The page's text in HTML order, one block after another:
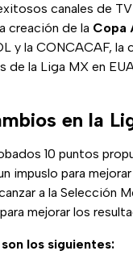
canales de
creación de la Copa
y la CONCACAF,
de la Liga MX en
en la
10 puntos
impuslo para
a la Selección
mejorar los
los siguientes: